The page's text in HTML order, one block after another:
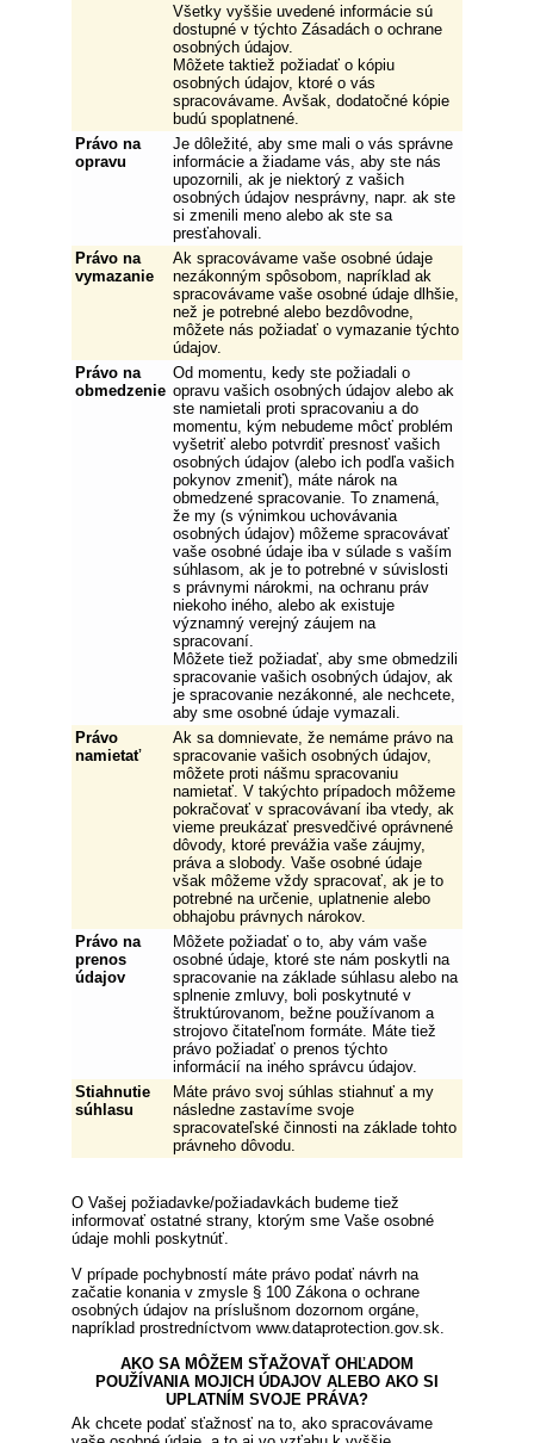
Všetky vyššie uvedené informácie sú
dostupné v týchto Zásadách o ochrane
osobných údajov.
Môžete taktiež požiadať o kópiu
osobných údajov, ktoré o vás
spracovávame. Avšak, dodatočné kópie
budú spoplatnené.
Právo na
opravu
Je dôležité, aby sme mali o vás správne
informácie a žiadame vás, aby ste nás
upozornili, ak je niektorý z vašich
osobných údajov nesprávny, napr. ak ste
si zmenili meno alebo ak ste sa
presťahovali.
Právo na
vymazanie
Ak spracovávame vaše osobné údaje
nezákonným spôsobom, napríklad ak
spracovávame vaše osobné údaje dlhšie,
než je potrebné alebo bezdôvodne,
môžete nás požiadať o vymazanie týchto
údajov.
Právo na
obmedzenie
Od momentu, kedy ste požiadali o
opravu vašich osobných údajov alebo ak
ste namietali proti spracovaniu a do
momentu, kým nebudeme môcť problém
vyšetriť alebo potvrdiť presnosť vašich
osobných údajov (alebo ich podľa vašich
pokynov zmeniť), máte nárok na
obmedzené spracovanie. To znamená,
že my (s výnimkou uchovávania
osobných údajov) môžeme spracovávať
vaše osobné údaje iba v súlade s vaším
súhlasom, ak je to potrebné v súvislosti
s právnymi nárokmi, na ochranu práv
niekoho iného, alebo ak existuje
významný verejný záujem na
spracovaní.
Môžete tiež požiadať, aby sme obmedzili
spracovanie vašich osobných údajov, ak
je spracovanie nezákonné, ale nechcete,
aby sme osobné údaje vymazali.
Právo
namietať
Ak sa domnievate, že nemáme právo na
spracovanie vašich osobných údajov,
môžete proti nášmu spracovaniu
namietať. V takýchto prípadoch môžeme
pokračovať v spracovávaní iba vtedy, ak
vieme preukázať presvedčivé oprávnené
dôvody, ktoré prevážia vaše záujmy,
práva a slobody. Vaše osobné údaje
však môžeme vždy spracovať, ak je to
potrebné na určenie, uplatnenie alebo
obhajobu právnych nárokov.
Právo na
prenos
údajov
Môžete požiadať o to, aby vám vaše
osobné údaje, ktoré ste nám poskytli na
spracovanie na základe súhlasu alebo na
splnenie zmluvy, boli poskytnuté v
štruktúrovanom, bežne používanom a
strojovo čitateľnom formáte. Máte tiež
právo požiadať o prenos týchto
informácií na iného správcu údajov.
Stiahnutie
súhlasu
Máte právo svoj súhlas stiahnuť a my
následne zastavíme svoje
spracovateľské činnosti na základe tohto
právneho dôvodu.
O Vašej požiadavke/požiadavkách budeme tiež
informovať ostatné strany, ktorým sme Vaše osobné
údaje mohli poskytnúť.
V prípade pochybností máte právo podať návrh na
začatie konania v zmysle § 100 Zákona o ochrane
osobných údajov na príslušnom dozornom orgáne,
napríklad prostredníctvom www.dataprotection.gov.sk.
AKO SA MÔŽEM SŤAŽOVAŤ OHĽADOM
POUŽÍVANIA MOJICH ÚDAJOV ALEBO AKO SI
UPLATNÍM SVOJE PRÁVA?
Ak chcete podať sťažnosť na to, ako spracovávame